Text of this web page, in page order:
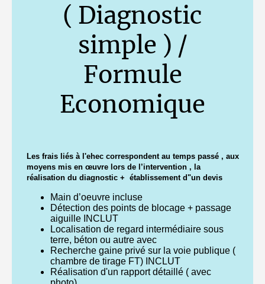
( Diagnostic
simple ) /
Formule
Economique
Les frais liés à l'ehec correspondent au temps passé , aux
moyens mis en œuvre lors de l’intervention , la
réalisation du diagnostic + établissement d"un devis
Main d’oeuvre incluse
Détection des points de blocage + passage
aiguille INCLUT
Localisation de regard intermédiaire sous
terre, béton ou autre avec
Recherche gaine privé sur la voie publique (
chambre de tirage FT) INCLUT
Réalisation d'un rapport détaillé ( avec